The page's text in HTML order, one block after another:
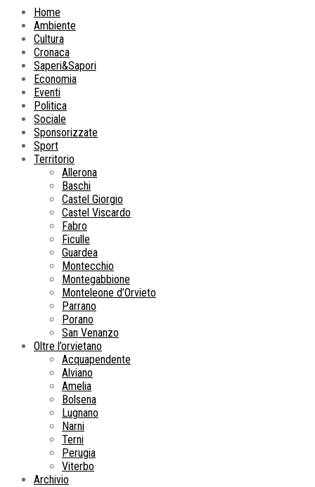
Home
Ambiente
Cultura
Cronaca
Saperi&Sapori
Economia
Eventi
Politica
Sociale
Sponsorizzate
Sport
Territorio
Allerona
Baschi
Castel Giorgio
Castel Viscardo
Fabro
Ficulle
Guardea
Montecchio
Montegabbione
Monteleone d’Orvieto
Parrano
Porano
San Venanzo
Oltre l’orvietano
Acquapendente
Alviano
Amelia
Bolsena
Lugnano
Narni
Terni
Perugia
Viterbo
Archivio